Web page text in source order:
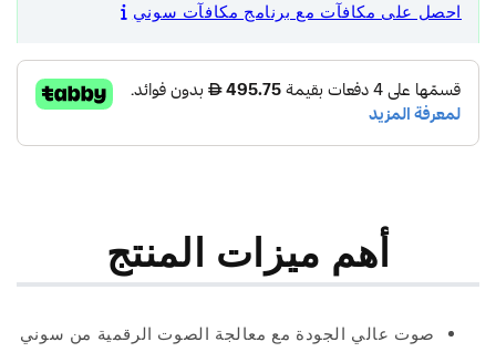
احصل على مكافآت مع برنامج مكافآت سوني
أهم ميزات المنتج
صوت عالي الجودة مع معالجة الصوت الرقمية من سوني